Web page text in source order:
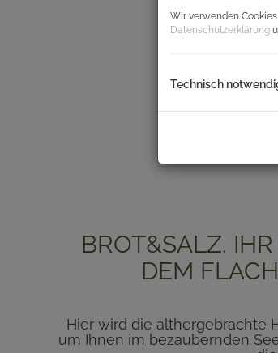
BROT&SALZ.
DEM
Hier wird die althergebrachte
um Ihnen im bezaubernden
Wir verwenden
Datenschutzerklärung
Technisch